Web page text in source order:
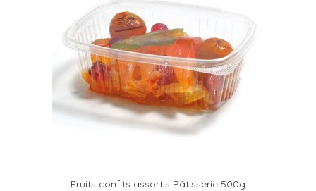
Fruits confits assortis Pâtisserie 500g